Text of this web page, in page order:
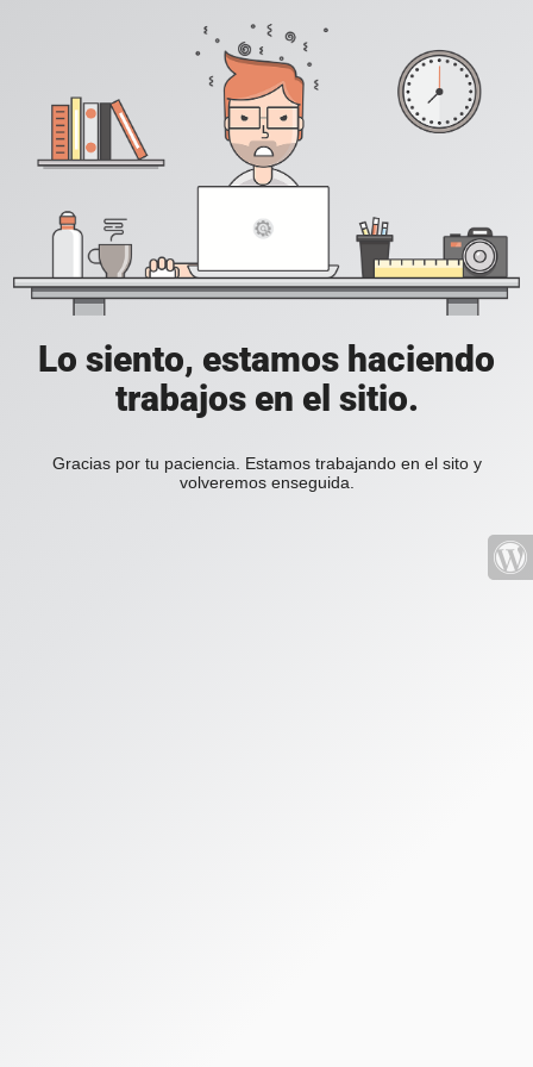
Lo siento, estamos haciendo
trabajos en el sitio.
Gracias por tu paciencia. Estamos trabajando en el sito y
volveremos enseguida.